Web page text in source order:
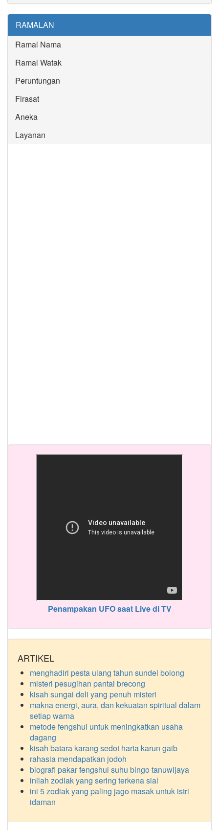
RAMALAN
Ramal Nama
Ramal Watak
Peruntungan
Firasat
Aneka
Layanan
Penampakan UFO saat Live di TV
ARTIKEL
menghadiri pesta ulang tahun sundel bolong
misteri pesugihan pantai brecong
kisah sungai deli yang penuh misteri
makna energi, aura, dan kekuatan spiritual dalam
setiap warna
metode fengshui untuk meningkatkan usaha
dagang
kisah batara karang sedot harta karun gaib
rahasia mendapatkan jodoh
biografi pakar fengshui suhu bingo tanuwijaya
inilah zodiak yang sering terkena sial
ini 5 zodiak yang paling jago masak untuk istri
idaman